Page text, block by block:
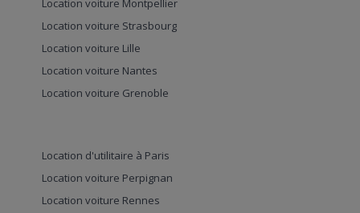
Location voiture Montpellier
Location voiture Strasbourg
Location voiture Lille
Location voiture Nantes
Location voiture Grenoble
Location d'utilitaire à Paris
Location voiture Perpignan
Location voiture Rennes